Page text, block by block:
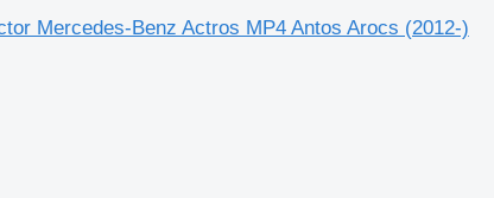
Mercedes-Benz Actros MP4 Antos Arocs (2012-)